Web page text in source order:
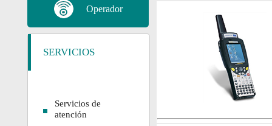
Operador
SERVICIOS
Servicios de
atención